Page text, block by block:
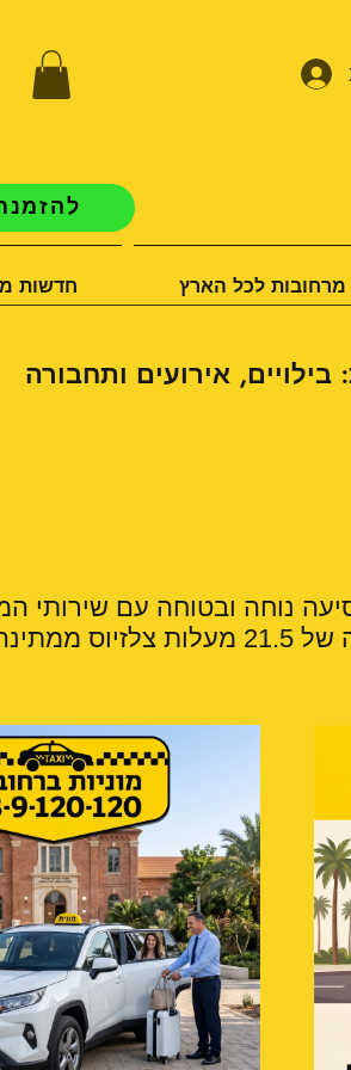
מרחובות לכל הארץ חדשות
בילויים, אירועים ותחבורה
נוחה ובטוחה עם שירותי
לכם!